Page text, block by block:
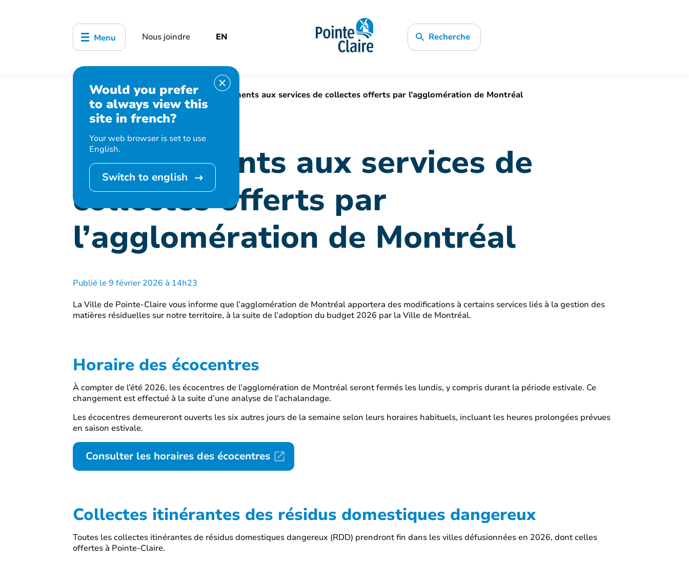
Menu Nous joindre EN Recherche
Would you prefer
to always view this
site in french?
Your web browser is set to use
English.
Switch to english
Accueil Avis et alertes Changements aux services de collectes offerts par l’agglomération de Montréal
Déchets et recyclage
Changements aux services de
collectes offerts par
l’agglomération de Montréal
Publié le 9 février 2026 à 14h23
La Ville de Pointe-Claire vous informe que l’agglomération de Montréal apportera des modifications à certains services liés à la gestion des
matières résiduelles sur notre territoire, à la suite de l’adoption du budget 2026 par la Ville de Montréal.
Horaire des écocentres
À compter de l’été 2026, les écocentres de l’agglomération de Montréal seront fermés les lundis, y compris durant la période estivale. Ce
changement est effectué à la suite d’une analyse de l’achalandage.
Les écocentres demeureront ouverts les six autres jours de la semaine selon leurs horaires habituels, incluant les heures prolongées prévues
en saison estivale.
Consulter les horaires des écocentres
Collectes itinérantes des résidus domestiques dangereux
Toutes les collectes itinérantes de résidus domestiques dangereux (RDD) prendront fin dans les villes défusionnées en 2026, dont celles
offertes à Pointe-Claire.